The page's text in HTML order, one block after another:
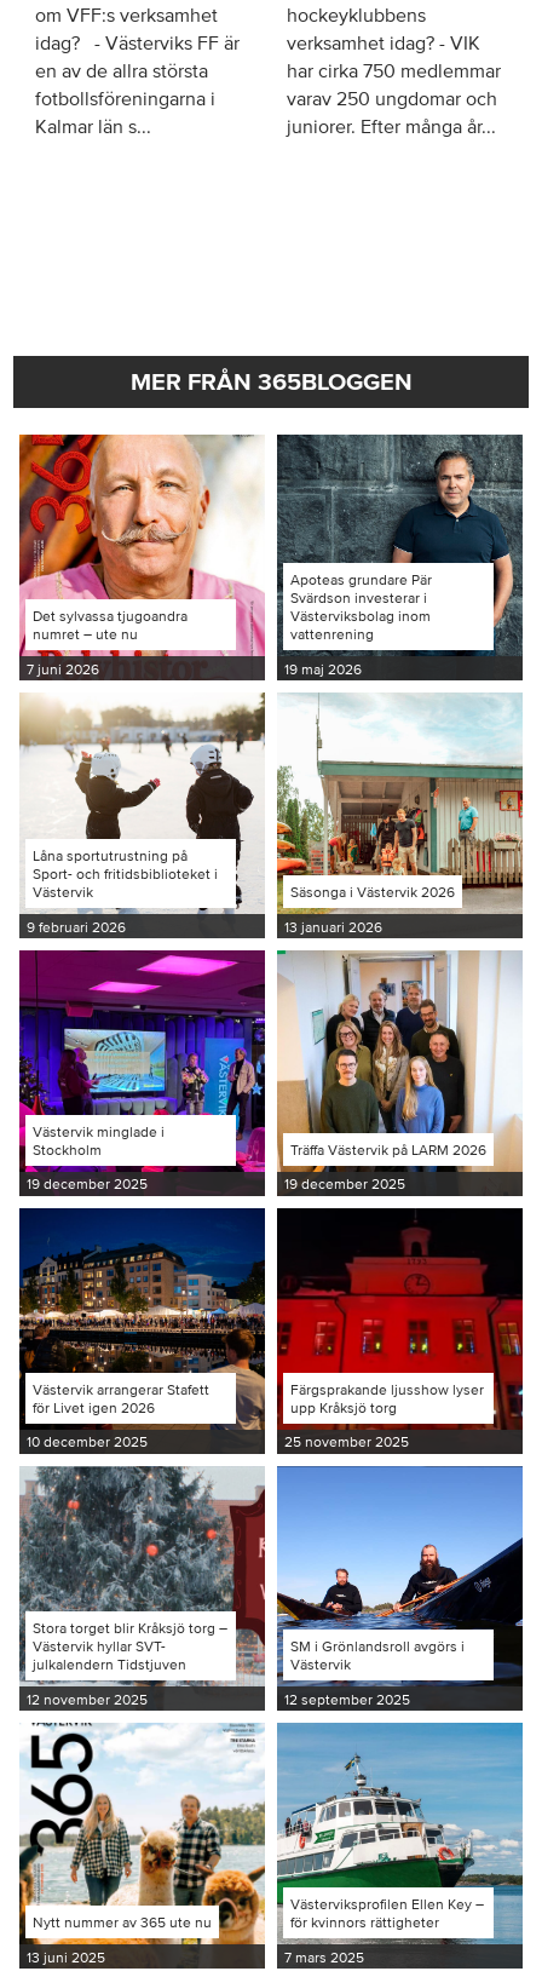
om VFF:s verksamhet
idag? - Västerviks FF är
en av de allra största
fotbollsföreningarna i
Kalmar län s...
hockeyklubbens
verksamhet idag? - VIK
har cirka 750 medlemmar
varav 250 ungdomar och
juniorer. Efter många år...
MER FRÅN 365BLOGGEN
Det sylvassa tjugoandra
numret – ute nu
7 juni 2026
Apoteas grundare Pär
Svärdson investerar i
Västerviksbolag inom
vattenrening
19 maj 2026
Låna sportutrustning på
Sport- och fritidsbiblioteket i
Västervik
9 februari 2026
Säsonga i Västervik 2026
13 januari 2026
Västervik minglade i
Stockholm
19 december 2025
Träffa Västervik på LARM 2026
19 december 2025
Västervik arrangerar Stafett
för Livet igen 2026
10 december 2025
Färgsprakande ljusshow lyser
upp Kråksjö torg
25 november 2025
Stora torget blir Kråksjö torg –
Västervik hyllar SVT-
julkalendern Tidstjuven
12 november 2025
SM i Grönlandsroll avgörs i
Västervik
12 september 2025
Nytt nummer av 365 ute nu
13 juni 2025
Västerviksprofilen Ellen Key –
för kvinnors rättigheter
7 mars 2025